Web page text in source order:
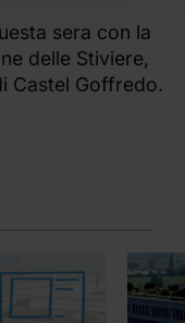
sera con la
delle Stiviere,
Castel Goffredo.